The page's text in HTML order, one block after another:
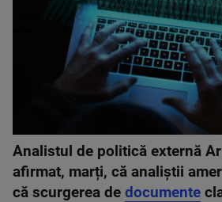
Analistul de politică externă
afirmat, marți, că analiştii
că scurgerea de documente